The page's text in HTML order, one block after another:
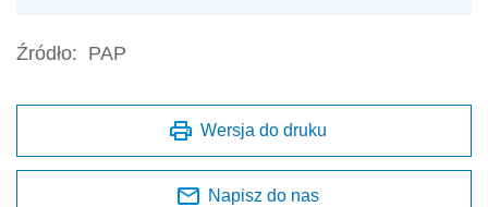
Źródło: PAP
Wersja do druku
Napisz do nas